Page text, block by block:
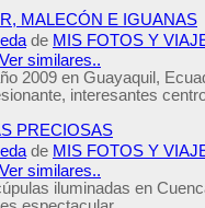
MALECÓN E IGUANAS
de MIS FOTOS Y
Ver similares..
2009 en Guayaquil,
interesantes
PRECIOSAS
de MIS FOTOS Y
Ver similares..
iluminadas en